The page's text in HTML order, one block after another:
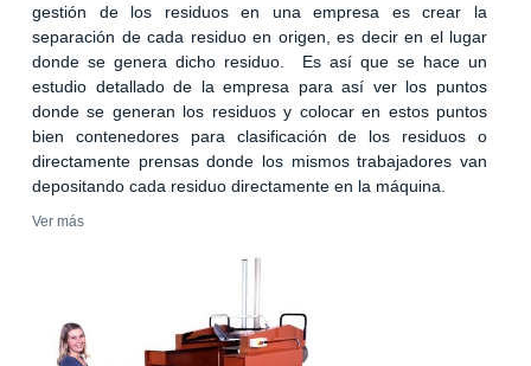
gestión de los residuos en una empresa es crear la
separación de cada residuo en origen, es decir en el lugar
donde se genera dicho residuo. Es así que se hace un
estudio detallado de la empresa para así ver los puntos
donde se generan los residuos y colocar en estos puntos
bien contenedores para clasificación de los residuos o
directamente prensas donde los mismos trabajadores van
depositando cada residuo directamente en la máquina.
Ver más